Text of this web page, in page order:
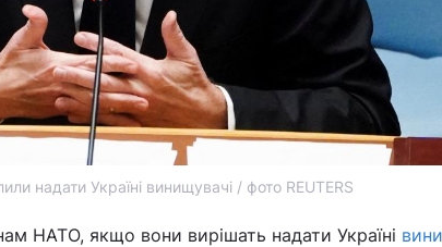
надати Україні винищувачі / фото REUTERS
НАТО, якщо вони вирішать надати Україні